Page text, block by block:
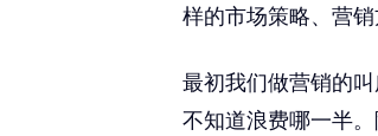
样的市场策略、营销
最初我们做营销的
不知道浪费哪一半